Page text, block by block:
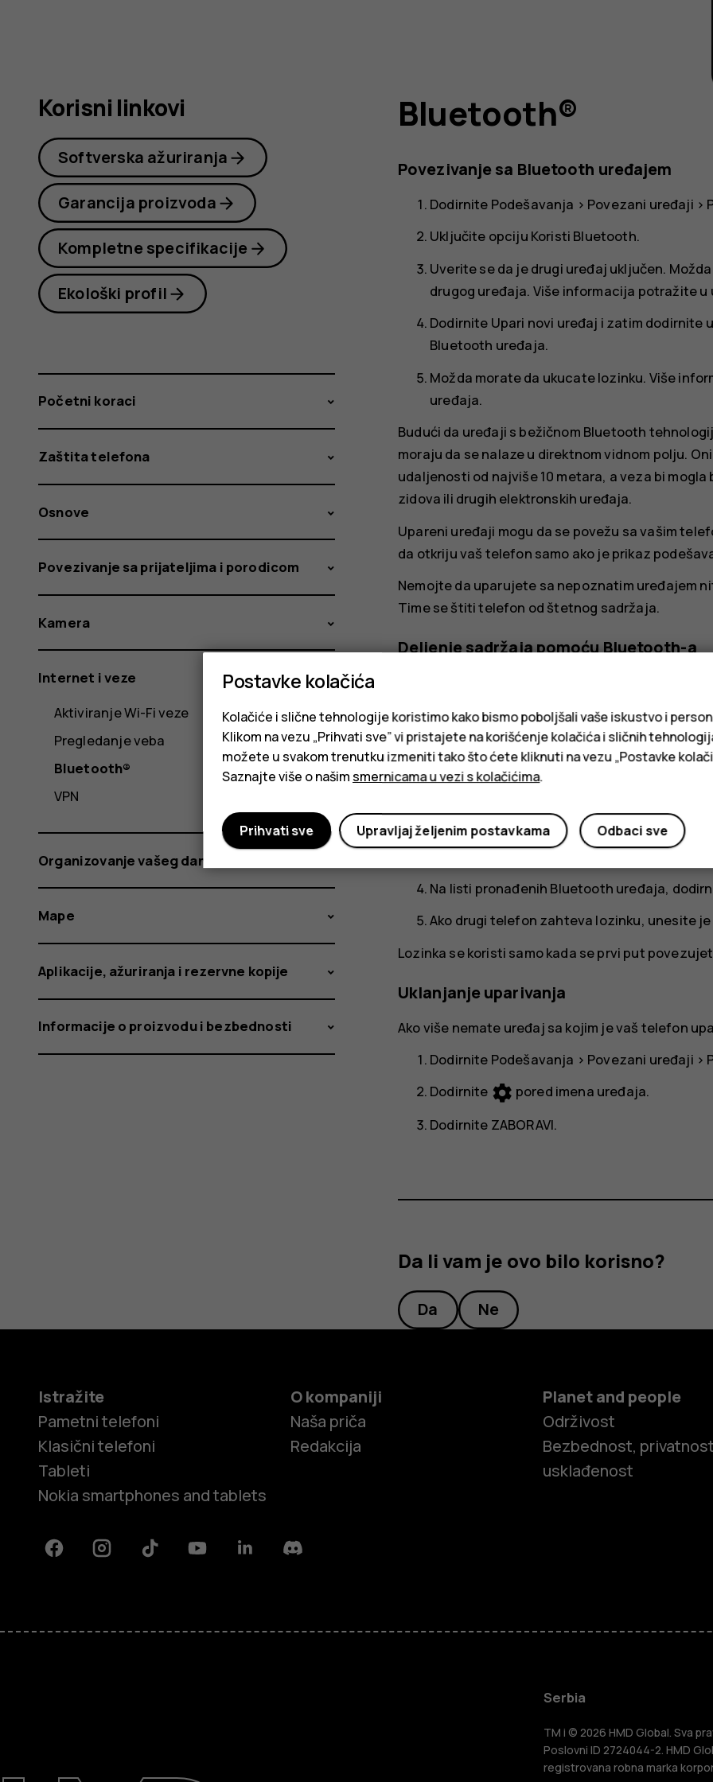
C22
Pametni
Klasični
Bluetooth®
Povezivanje sa Bluetooth uređajem
Dodirnite Podešavanja > Povezani uređaji >
Uključite opciju Koristi Bluetooth.
Uverite se da je drugi uređaj uključen.
drugog uređaja. Više informacija potražite
Dodirnite Upari novi uređaj i zatim dodirnite
Bluetooth uređaja.
Možda morate da ukucate lozinku. Više
uređaja.
Budući da uređaji s bežičnom Bluetooth
moraju da se nalaze u direktnom vidnom polju.
udaljenosti od najviše 10 metara, a veza bi
zidova ili drugih elektronskih uređaja.
Upareni uređaji mogu da se povežu sa vašim
da otkriju vaš telefon samo ako je prikaz
Nemojte da uparujete sa nepoznatim uređajem
Time se štiti telefon od štetnog sadržaja.
Deljenje sadržaja pomoću Bluetooth-a
Ako želite da delite fotografije ili drugi sadržaj
Možete istovremeno da koristite više Bluetooth
dalje možete da šaljete stvari na drugi telefon.
Uverite se da je Bluetooth uključen na oba
Idite na sadržaj koji želite da pošaljete i
Na listi pronađenih Bluetooth uređaja,
Ako drugi telefon zahteva lozinku, unesite
Lozinka se koristi samo kada se prvi put
Uklanjanje uparivanja
Ako više nemate uređaj sa kojim je vaš telefon
Dodirnite Podešavanja > Povezani uređaji >
Dodirnite settings pored imena uređaja.
Dodirnite ZABORAVI.
Da li vam je ovo bilo korisno?
Da Ne
Korisni linkovi
Softverska ažuriranja
Garancija proizvoda
Kompletne specifikacije
Ekološki profil
Početni koraci
Zaštita telefona
Osnove
Povezivanje sa prijateljima i porodicom
Kamera
Internet i veze
Aktiviranje Wi-Fi veze
Pregledanje veba
Bluetooth®
VPN
Organizovanje vašeg dana
Mape
Aplikacije, ažuriranja i rezervne kopije
Informacije o proizvodu i bezbednosti
Istražite
Pametni telefoni
Klasični telefoni
Tableti
Nokia smartphones and tablets
O kompaniji
Naša priča
Redakcija
Planet and people
Održivost
Bezbednost,
usklađenost
FacebookInstagramTiktok YoutubeLinkedinDiscord
Serbia
TM i © 2026 HMD Global. Sva
Poslovni ID 2724044-2. HMD
registrovana robna marka
Postavke kolačića
Kolačiće i slične tehnologije koristimo kako bismo poboljšali vaše iskustvo i
Klikom na vezu „Prihvati sve” vi pristajete na korišćenje kolačića i sličnih
možete u svakom trenutku izmeniti tako što ćete kliknuti na vezu „Postavke
Saznajte više o našimsmernicama u vezi s kolačićima.
Odbaci sve
Upravljaj željenim postavkama
Prihvati sve